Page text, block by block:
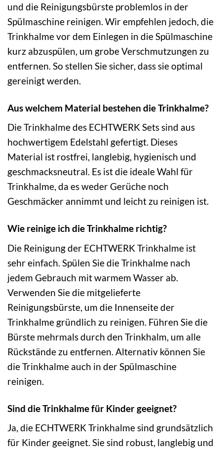
und die Reinigungsbürste problemlos in der
Spülmaschine reinigen. Wir empfehlen jedoch, die
Trinkhalme vor dem Einlegen in die Spülmaschine
kurz abzuspülen, um grobe Verschmutzungen zu
entfernen. So stellen Sie sicher, dass sie optimal
gereinigt werden.
Aus welchem Material bestehen die Trinkhalme?
Die Trinkhalme des ECHTWERK Sets sind aus
hochwertigem Edelstahl gefertigt. Dieses
Material ist rostfrei, langlebig, hygienisch und
geschmacksneutral. Es ist die ideale Wahl für
Trinkhalme, da es weder Gerüche noch
Geschmäcker annimmt und leicht zu reinigen ist.
Wie reinige ich die Trinkhalme richtig?
Die Reinigung der ECHTWERK Trinkhalme ist
sehr einfach. Spülen Sie die Trinkhalme nach
jedem Gebrauch mit warmem Wasser ab.
Verwenden Sie die mitgelieferte
Reinigungsbürste, um die Innenseite der
Trinkhalme gründlich zu reinigen. Führen Sie die
Bürste mehrmals durch den Trinkhalm, um alle
Rückstände zu entfernen. Alternativ können Sie
die Trinkhalme auch in der Spülmaschine
reinigen.
Sind die Trinkhalme für Kinder geeignet?
Ja, die ECHTWERK Trinkhalme sind grundsätzlich
für Kinder geeignet. Sie sind robust, langlebig und